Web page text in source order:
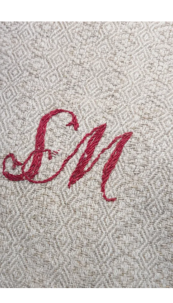
menossa roskiin. Sattumoisin
satuin oikeaan paikkaan oikeaan
aikaan, joten minulta vienosti
tiedusteltiin olisinko
kiinnostunut näistä.
Lahjoittajalla ei ollut näihin
mitään asiantuntijuutta tai
käyttöä, mutta arastelivat
heittää pois kysymättä
keneltäkään. Minä sanoin kiitos
ja lahjoittaja…
READ MORE